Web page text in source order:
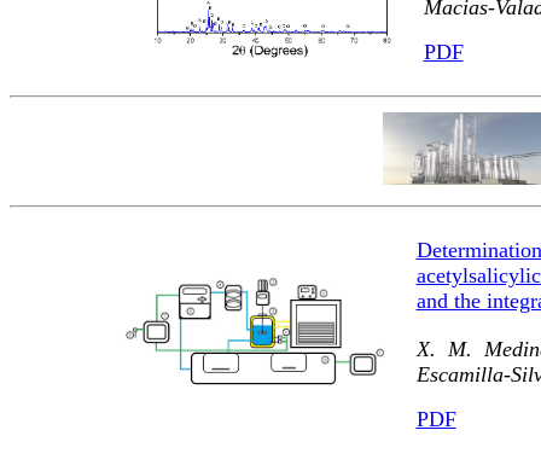
Macias-
PDF
and the
X. M.
Escamilla-
PDF